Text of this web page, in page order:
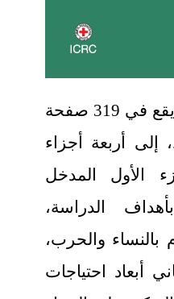
ينقسم الكتاب، الذي يقع في 319 صفحة
أربعة أجزاء
الأول المدخل
الدراسة،
بالنساء والحرب،
أبعاد احتياجات